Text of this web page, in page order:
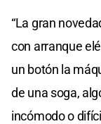
“La gran
con arranque
un botón la
de una soga,
incómodo o